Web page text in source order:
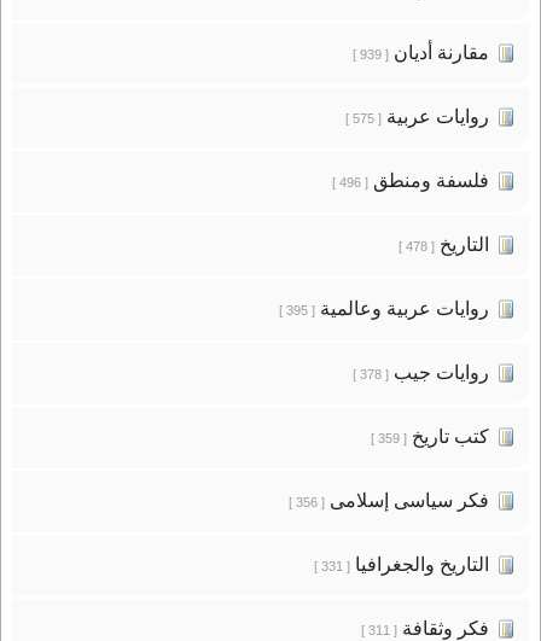
مقارنة أديان[ 939 ]
روايات عربية[ 575 ]
فلسفة ومنطق[ 496 ]
التاريخ[ 478 ]
روايات عربية وعالمية[ 395 ]
روايات جيب[ 378 ]
كتب تاريخ[ 359 ]
فكر سياسى إسلامى[ 356 ]
التاريخ والجغرافيا[ 331 ]
فكر وثقافة[ 311 ]